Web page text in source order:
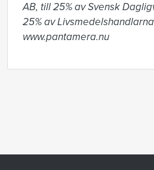
AB, till 25% av Svensk
25% av
www.pantamera.nu